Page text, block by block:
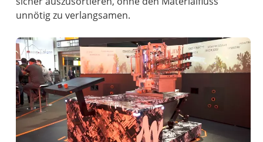
unnötig zu verlangsamen.